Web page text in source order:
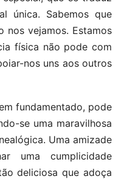
única. Sabemos que
nos vejamos. Estamos
física não pode com
nos uns aos outros
fundamentado, pode
se uma maravilhosa
Uma amizade
uma cumplicidade
deliciosa que adoça